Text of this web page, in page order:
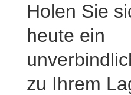
Holen Sie
heute ein
zu Ihrem